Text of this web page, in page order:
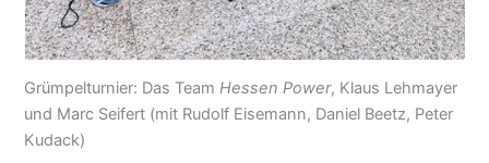
Grümpelturnier: Das TeamHessen Power, Klaus Lehmayer
und Marc Seifert (mit Rudolf Eisemann, Daniel Beetz, Peter
Kudack)